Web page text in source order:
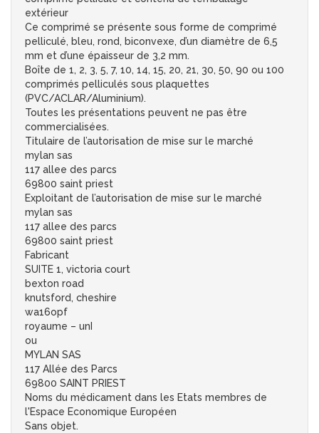
extérieur
Ce comprimé se présente sous forme de comprimé
pelliculé, bleu, rond, biconvexe, d’un diamètre de 6,5
mm et d’une épaisseur de 3,2 mm.
Boîte de 1, 2, 3, 5, 7, 10, 14, 15, 20, 21, 30, 50, 90 ou 100
comprimés pelliculés sous plaquettes
(PVC/ACLAR/Aluminium).
Toutes les présentations peuvent ne pas être
commercialisées.
Titulaire de l’autorisation de mise sur le marché
mylan sas
117 allee des parcs
69800 saint priest
Exploitant de l’autorisation de mise sur le marché
mylan sas
117 allee des parcs
69800 saint priest
Fabricant
SUITE 1, victoria court
bexton road
knutsford, cheshire
wa16opf
royaume – unI
ou
MYLAN SAS
117 Allée des Parcs
69800 SAINT PRIEST
Noms du médicament dans les Etats membres de
l'Espace Economique Européen
Sans objet.